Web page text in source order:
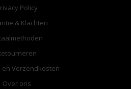
Policy
& Klachten
en Verzendkosten
Over ons